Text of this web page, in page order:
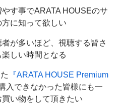
す事でARATA HOUSEのサ
に知って欲しい
が多いほど、視聴する皆さ
しい時間となる
『ARATA HOUSE Premium
入できなかった皆様にも一
い物をして頂きたい